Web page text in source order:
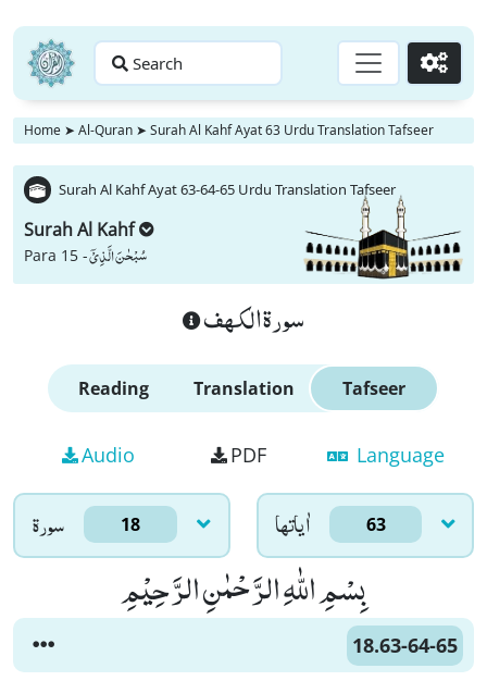
Search Go
Home ➤ Al-Quran ➤ Surah Al Kahf Ayat 63 Urdu Translation Tafseer
Surah Al Kahf Ayat 63-64-65 Urdu Translation Tafseer
Surah Al Kahf
Para 15 -سُبْحٰنَ الَّذِیْۤ
سورة الكهف
Reading Translation Tafseer
Audio PDF Language
سورۃ 18 اٰياتها 63
بِسْمِ اللّٰهِ الرَّحْمٰنِ الرَّحِیْمِ
18.63-64-65